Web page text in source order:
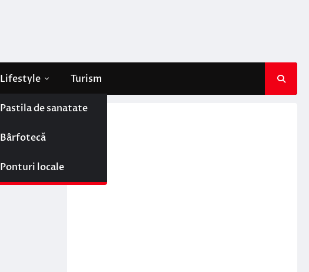
Lifestyle
Pastila de sanatate
Bârfotecă
Ponturi locale
Turism